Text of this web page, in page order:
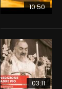
10:50
03:11